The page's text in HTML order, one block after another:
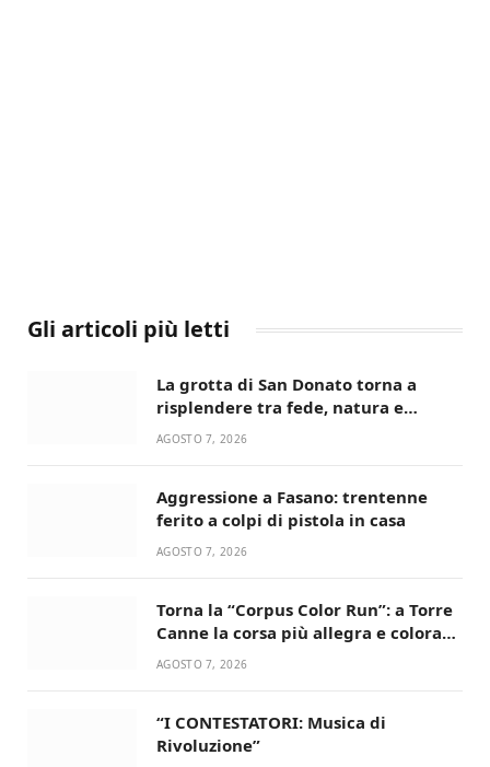
Gli articoli più letti
La grotta di San Donato torna a
risplendere tra fede, natura e
devozione
AGOSTO 7, 2026
Aggressione a Fasano: trentenne
ferito a colpi di pistola in casa
AGOSTO 7, 2026
Torna la “Corpus Color Run”: a Torre
Canne la corsa più allegra e colorata
dell’estate!
AGOSTO 7, 2026
“I CONTESTATORI: Musica di
Rivoluzione”